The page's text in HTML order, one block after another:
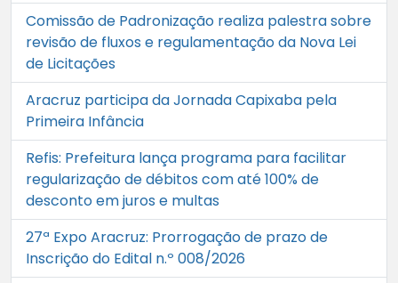
Comissão de Padronização realiza palestra sobre
revisão de fluxos e regulamentação da Nova Lei
de Licitações
Aracruz participa da Jornada Capixaba pela
Primeira Infância
Refis: Prefeitura lança programa para facilitar
regularização de débitos com até 100% de
desconto em juros e multas
27ª Expo Aracruz: Prorrogação de prazo de
Inscrição do Edital n.º 008/2026